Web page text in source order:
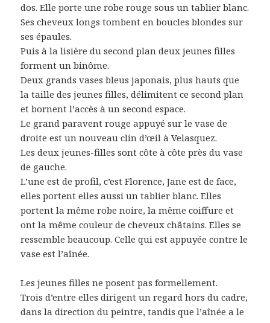
dos. Elle porte une robe rouge sous un tablier blanc.
Ses cheveux longs tombent en boucles blondes sur
ses épaules.
Puis à la lisière du second plan deux jeunes filles
forment un binôme.
Deux grands vases bleus japonais, plus hauts que
la taille des jeunes filles, délimitent ce second plan
et bornent l’accès à un second espace.
Le grand paravent rouge appuyé sur le vase de
droite est un nouveau clin d’œil à Velasquez.
Les deux jeunes-filles sont côte à côte près du vase
de gauche.
L’une est de profil, c’est Florence, Jane est de face,
elles portent elles aussi un tablier blanc. Elles
portent la même robe noire, la même coiffure et
ont la même couleur de cheveux châtains. Elles se
ressemble beaucoup. Celle qui est appuyée contre le
vase est l’aînée.
Les jeunes filles ne posent pas formellement.
Trois d’entre elles dirigent un regard hors du cadre,
dans la direction du peintre, tandis que l’aînée a le